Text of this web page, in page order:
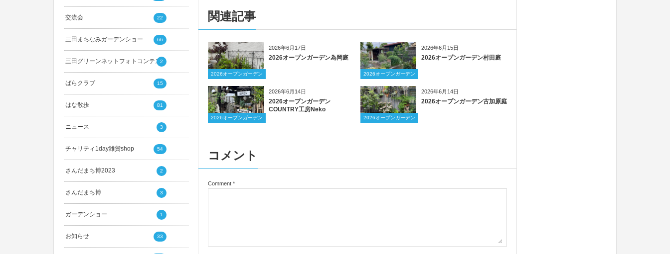
関連記事
2026年6月17日
2026オープンガーデン
2026オープンガーデン為岡庭
2026年6月15日
2026オープンガーデン
2026オープンガーデン村田庭
2026年6月14日
2026オープンガーデン
2026オープンガーデン
COUNTRY工房Neko
2026年6月14日
2026オープンガーデン
2026オープンガーデン古加原庭
コメント
Comment *
交流会 22
三田まちなみガーデンショー 66
三田グリーンネットフォトコンテスト
2
ばらクラブ 15
はな散歩 81
ニュース 3
チャリティ1day雑貨shop 54
さんだまち博2023 2
さんだまち博 3
ガーデンショー 1
お知らせ 33